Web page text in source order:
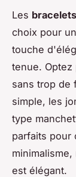
Les
choix pour
touche
tenue.
sans trop de
simple, les
type
parfaits pour
est élégant.